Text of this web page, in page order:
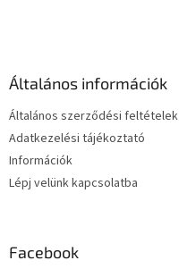
Általános információk
Általános szerződési feltételek
Adatkezelési tájékoztató
Információk
Lépj velünk kapcsolatba
Facebook